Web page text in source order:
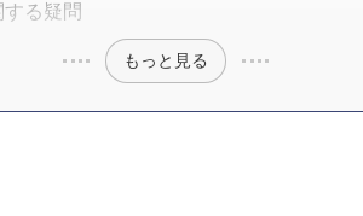
る疑問
もっと見る